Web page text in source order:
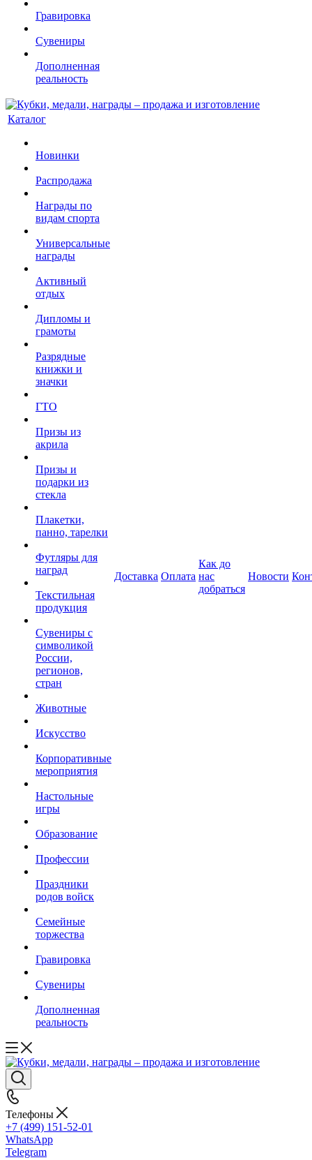
Гравировка
Сувениры
Дополненная
реальность
Каталог
Новинки
Распродажа
Награды по
видам спорта
Универсальные
награды
Активный
отдых
Дипломы и
грамоты
Разрядные
книжки и
значки
ГТО
Призы из
акрила
Призы и
подарки из
стекла
Плакетки,
панно, тарелки
Футляры для
наград
Текстильная
продукция
Сувениры с
символикой
России,
регионов,
стран
Животные
Искусство
Корпоративные
мероприятия
Настольные
игры
Образование
Профессии
Праздники
родов войск
Семейные
торжества
Гравировка
Сувениры
Дополненная
реальность
Доставка Оплата
Как до
нас
добраться
Новости
Телефоны
+7 (499) 151-52-01
WhatsApp
Telegram